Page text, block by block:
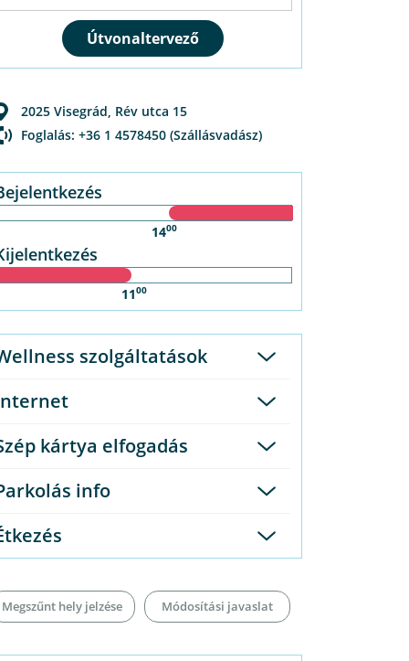
2025 Visegrád, Rév utca 15
Foglalás: +36 1 4578450 (Szállásvadász)
1400
1100
szolgáltatások
kártya elfogadás
info
Megszűnt hely jelzése Módosítási javaslat